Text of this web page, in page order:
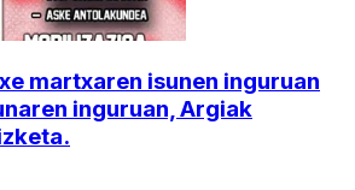
martxaren isunen inguruan
inguruan, Argiak